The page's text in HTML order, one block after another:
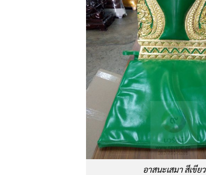
อาสนะเสมา สีเขียว